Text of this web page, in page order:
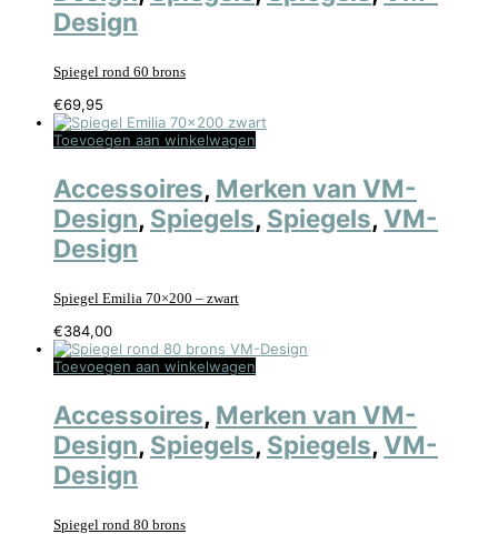
Design
Spiegel rond 60 brons
€69,95
Toevoegen aan winkelwagen
Accessoires, Merken van VM-
Design, Spiegels, Spiegels, VM-
Design
Spiegel Emilia 70×200 – zwart
€384,00
Toevoegen aan winkelwagen
Accessoires, Merken van VM-
Design, Spiegels, Spiegels, VM-
Design
Spiegel rond 80 brons